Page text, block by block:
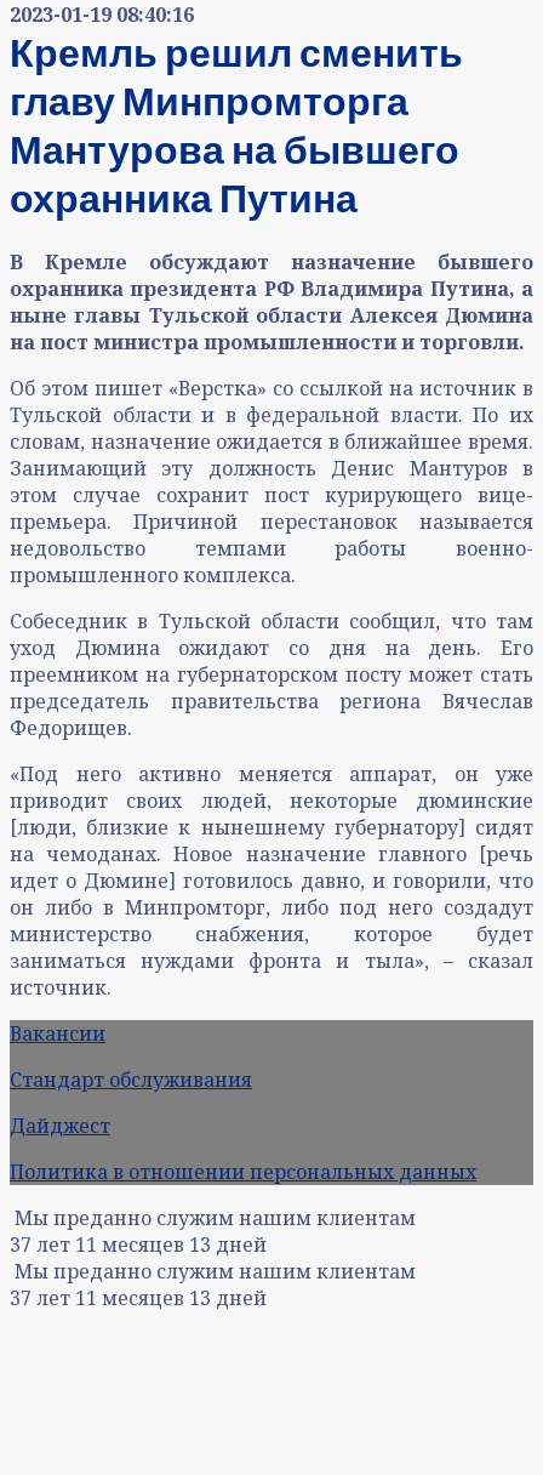
2023-01-19 08:40:16
Кремль решил сменить
главу Минпромторга
Мантурова на бывшего
охранника Путина
В Кремле обсуждают назначение бывшего
охранника президента РФ Владимира Путина, а
ныне главы Тульской области Алексея Дюмина
на пост министра промышленности и торговли.
Об этом пишет «Верстка» со ссылкой на источник в
Тульской области и в федеральной власти. По их
словам, назначение ожидается в ближайшее время.
Занимающий эту должность Денис Мантуров в
этом случае сохранит пост курирующего вице-
премьера. Причиной перестановок называется
недовольство темпами работы военно-
промышленного комплекса.
Собеседник в Тульской области сообщил, что там
уход Дюмина ожидают со дня на день. Его
преемником на губернаторском посту может стать
председатель правительства региона Вячеслав
Федорищев.
«Под него активно меняется аппарат, он уже
приводит своих людей, некоторые дюминские
[люди, близкие к нынешнему губернатору] сидят
на чемоданах. Новое назначение главного [речь
идет о Дюмине] готовилось давно, и говорили, что
он либо в Минпромторг, либо под него создадут
министерство снабжения, которое будет
заниматься нуждами фронта и тыла», – сказал
источник.
Вакансии
Стандарт обслуживания
Дайджест
Политика в отношении персональных данных
Мы преданно служим нашим клиентам
37 лет 11 месяцев 13 дней
Мы преданно служим нашим клиентам
37 лет 11 месяцев 13 дней